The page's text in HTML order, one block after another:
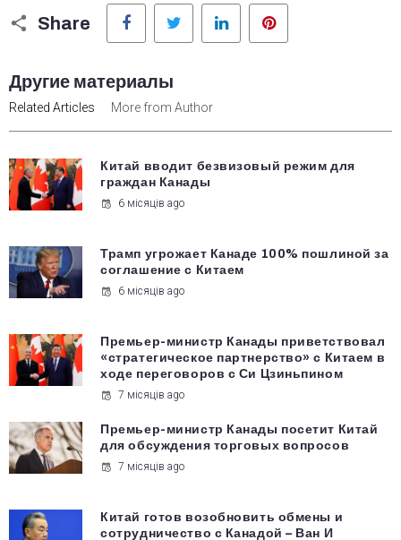
Share
Facebook Twitter LinkedIn
Другие материалы
Related Articles More from Author
Китай вводит безвизовый режим для
граждан Канады
6 місяців ago
Трамп угрожает Канаде 100% пошлиной за
соглашение с Китаем
6 місяців ago
Премьер-министр Канады приветствовал
«стратегическое партнерство» с Китаем в
ходе переговоров с Си Цзиньпином
7 місяців ago
Премьер-министр Канады посетит Китай
для обсуждения торговых вопросов
7 місяців ago
Китай готов возобновить обмены и
сотрудничество с Канадой – Ван И